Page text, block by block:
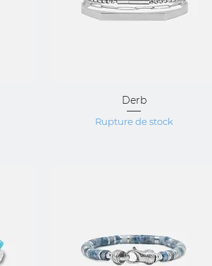
Aperçu rapide
Derb
Rupture de stock